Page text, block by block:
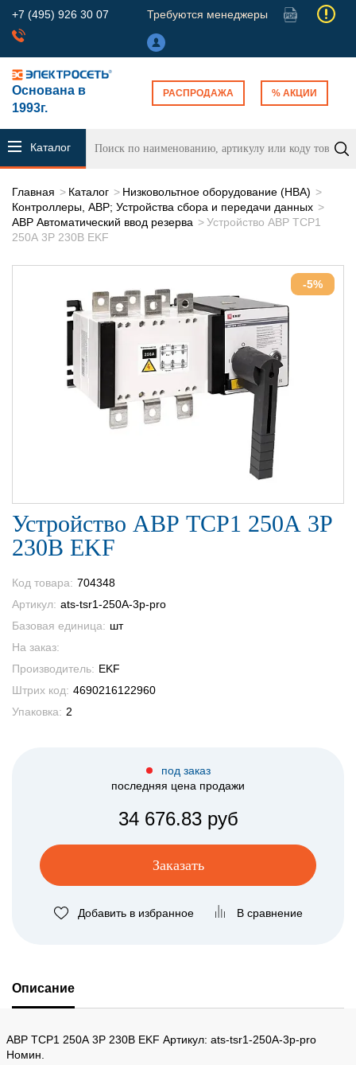
+7 (495) 926 30 07 Требуются менеджеры
Основана в
1993г.
РАСПРОДАЖА % АКЦИИ
Каталог
Главная Каталог
Низковольтное оборудование (НВА)
Контроллеры, АВР; Устройства сбора и передачи данных
АВР Автоматический ввод резерва
Устройство АВР ТСР1
250А 3Р 230В EKF
-5%
Устройство АВР ТСР1 250А 3Р
230В EKF
Код товара: 704348
Артикул: ats-tsr1-250A-3p-pro
Базовая единица: шт
На заказ:
Производитель: EKF
Штрих код: 4690216122960
Упаковка: 2
под заказ
последняя цена продажи
34 676.83 руб
Заказать
Добавить в избранное В сравнение
Описание
АВР ТСР1 250А 3Р 230В EKF Артикул: ats-tsr1-250A-3p-pro
Номин.